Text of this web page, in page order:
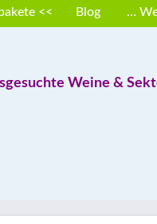
<< Blog …
Weine &